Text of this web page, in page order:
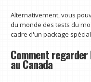
Alternativement, vous
du monde des tests du
cadre d'un package
Comment
au Canada